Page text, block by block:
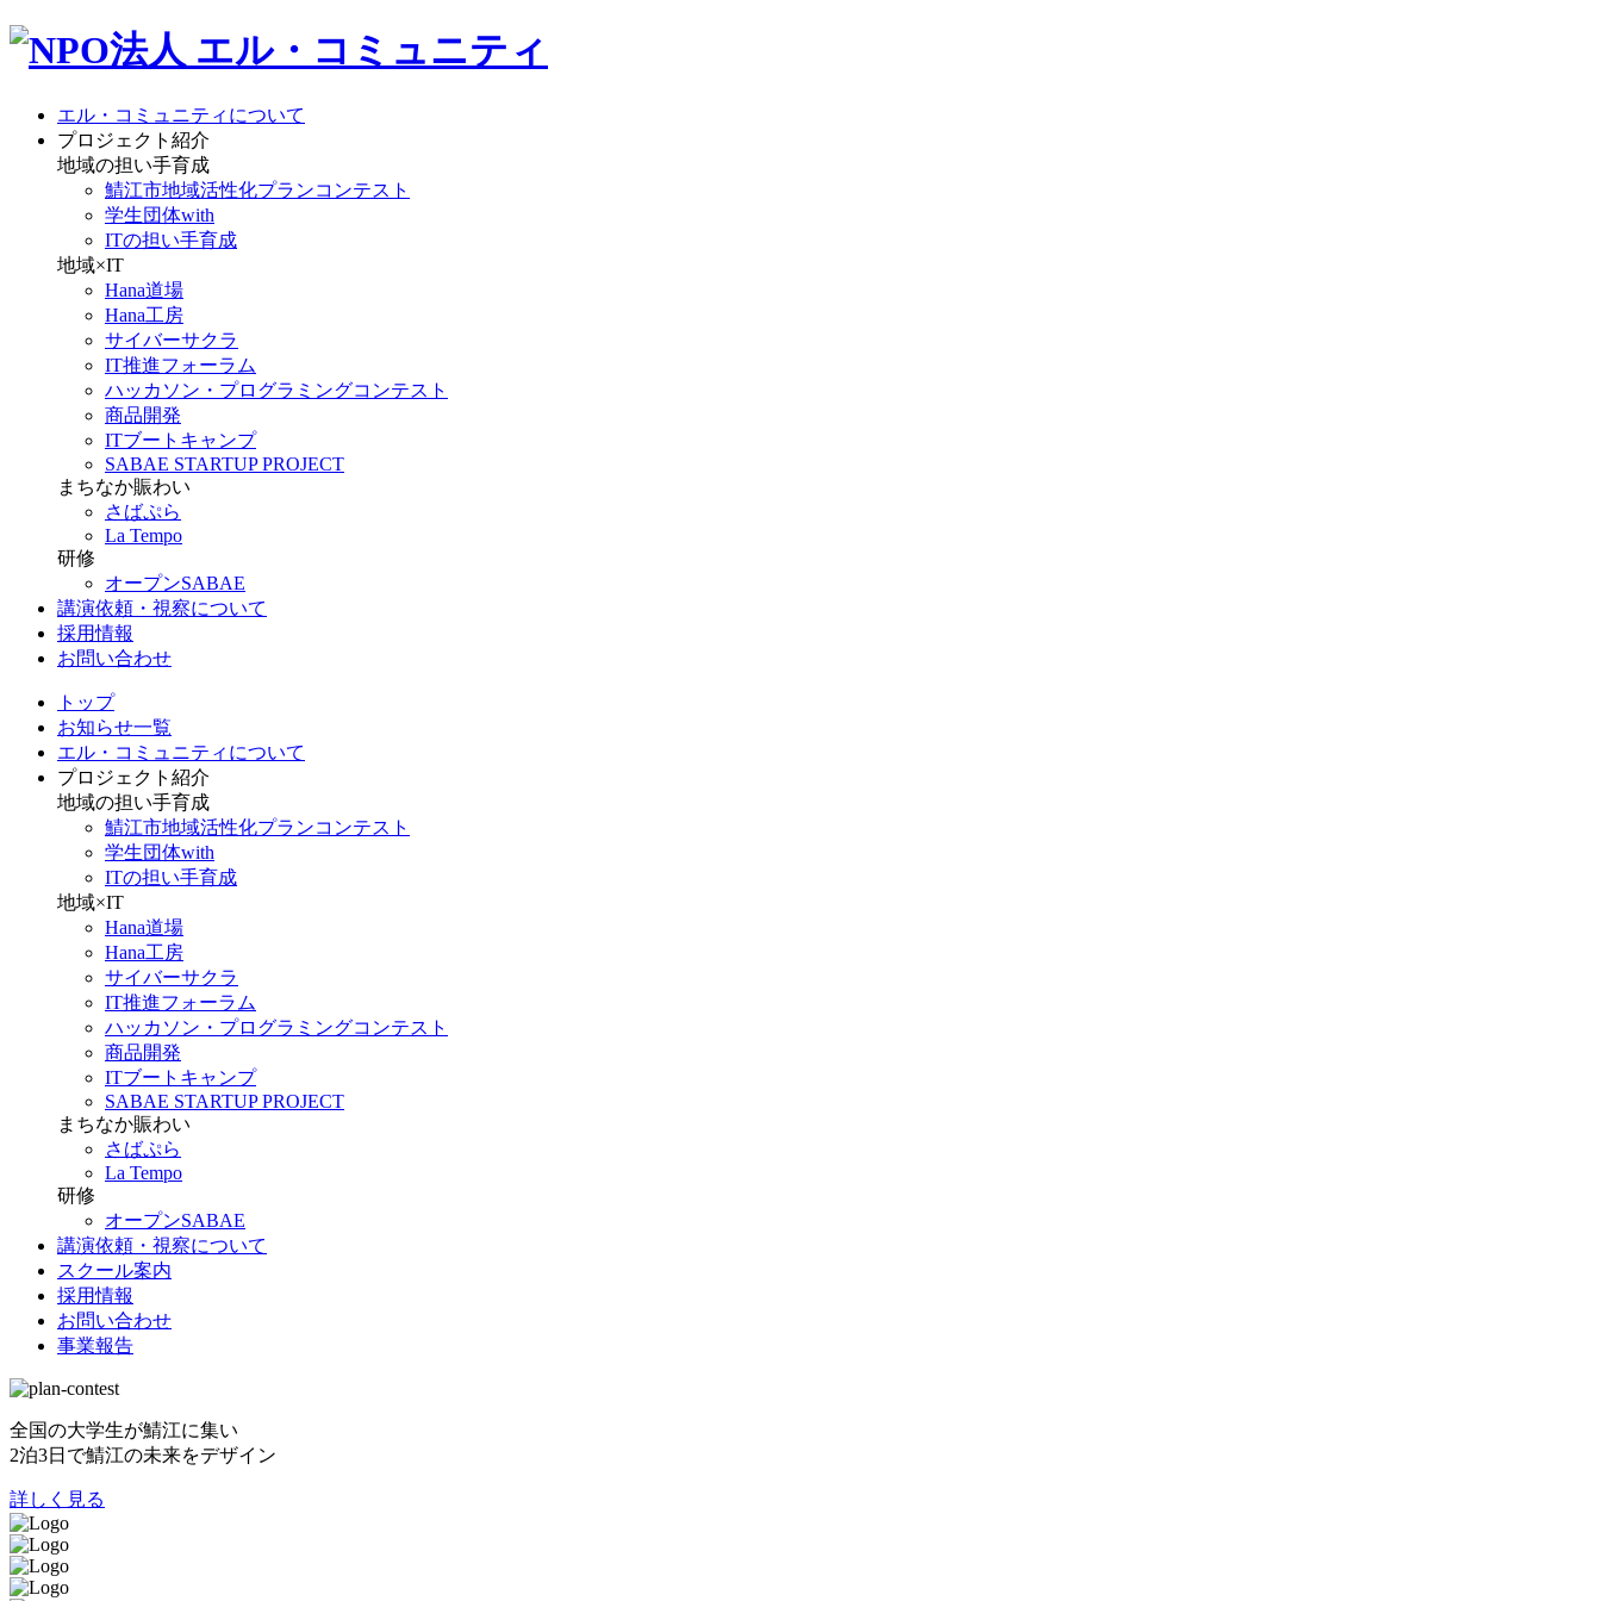
エル・コミュニティについて
プロジェクト紹介
地域の担い手育成
鯖江市地域活性化プランコンテスト
学生団体with
ITの担い手育成
地域×IT
Hana道場
Hana工房
サイバーサクラ
IT推進フォーラム
ハッカソン・プログラミングコンテスト
商品開発
ITブートキャンプ
SABAE STARTUP PROJECT
まちなか賑わい
さばぷら
La Tempo
研修
オープンSABAE
講演依頼・視察について
採用情報
お問い合わせ
トップ
お知らせ一覧
エル・コミュニティについて
プロジェクト紹介
地域の担い手育成
鯖江市地域活性化プランコンテスト
学生団体with
ITの担い手育成
地域×IT
Hana道場
Hana工房
サイバーサクラ
IT推進フォーラム
ハッカソン・プログラミングコンテスト
商品開発
ITブートキャンプ
SABAE STARTUP PROJECT
まちなか賑わい
さばぷら
La Tempo
研修
オープンSABAE
講演依頼・視察について
スクール案内
採用情報
お問い合わせ
事業報告
全国の大学生が鯖江に集い
2泊3日で鯖江の未来をデザイン
詳しく見る